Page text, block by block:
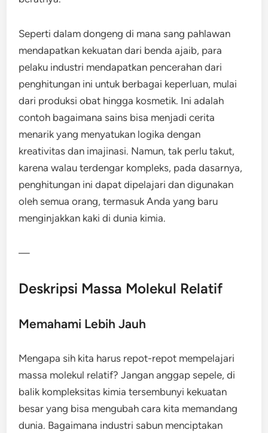
Seperti dalam dongeng di mana sang pahlawan
mendapatkan kekuatan dari benda ajaib, para
pelaku industri mendapatkan pencerahan dari
penghitungan ini untuk berbagai keperluan, mulai
dari produksi obat hingga kosmetik. Ini adalah
contoh bagaimana sains bisa menjadi cerita
menarik yang menyatukan logika dengan
kreativitas dan imajinasi. Namun, tak perlu takut,
karena walau terdengar kompleks, pada dasarnya,
penghitungan ini dapat dipelajari dan digunakan
oleh semua orang, termasuk Anda yang baru
menginjakkan kaki di dunia kimia.
—
Deskripsi Massa Molekul Relatif
Memahami Lebih Jauh
Mengapa sih kita harus repot-repot mempelajari
massa molekul relatif? Jangan anggap sepele, di
balik kompleksitas kimia tersembunyi kekuatan
besar yang bisa mengubah cara kita memandang
dunia. Bagaimana industri sabun menciptakan